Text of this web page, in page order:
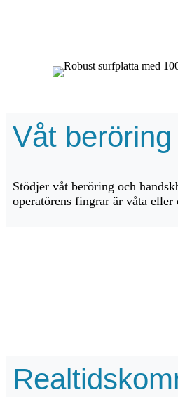
Våt
Stödjer våt beröring och
operatörens fingrar är våta eller